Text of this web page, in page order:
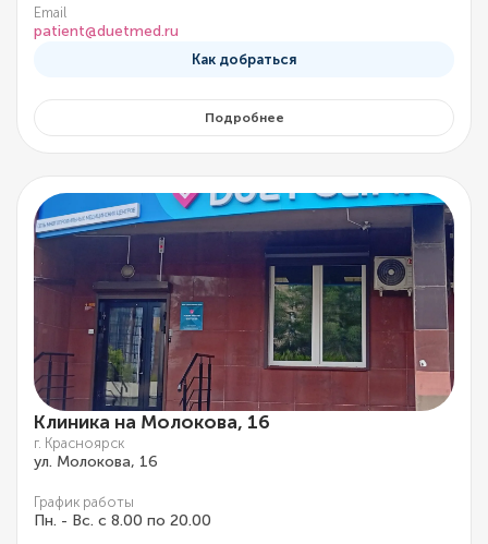
Email
patient@duetmed.ru
Как добраться
Подробнее
Клиника на Молокова, 16
г. Красноярск
ул. Молокова, 16
График работы
Пн. - Вс. с 8.00 по 20.00